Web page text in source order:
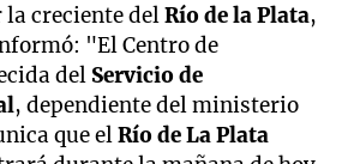
la creciente delRío de la Plata,
"El Centro de
del Servicio de
, dependiente del ministerio
que elRío de La Plata